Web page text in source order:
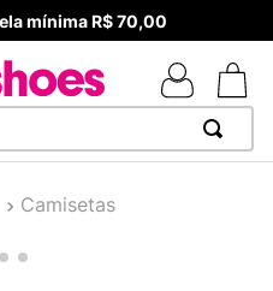
mínima R$ 70,00
Camisetas